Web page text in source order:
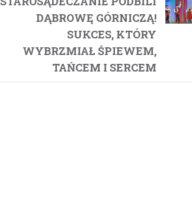
DĄBROWĘ GÓRNICZĄ!
SUKCES, KTÓRY
WYBRZMIAŁ ŚPIEWEM,
TAŃCEM I SERCEM